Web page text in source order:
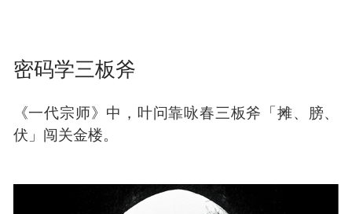
向，可以看到，密码学不仅研究加密解密的数学
算法。更多的时候，密码学研究保护信息安全的